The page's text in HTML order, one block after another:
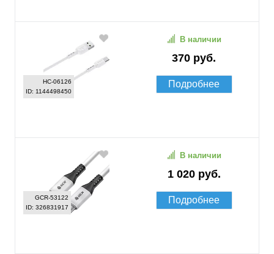
HC-06126
ID: 1144498450
370 руб.
В наличии
Подробнее
GCR-53122
ID: 326831917
1 020 руб.
В наличии
Подробнее